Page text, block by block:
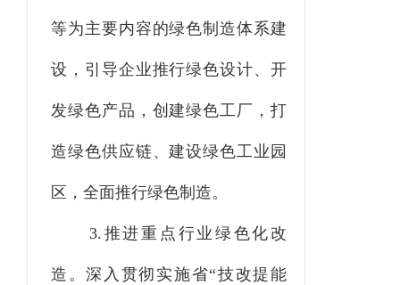
等为主要内容的绿色制造体系建
设，引导企业推行绿色设计、开
发绿色产品，创建绿色工厂，打
造绿色供应链、建设绿色工业园
区，全面推行绿色制造。
3.推进重点行业绿色化改
造。深入贯彻实施省“技改提能